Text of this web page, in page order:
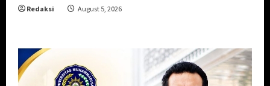
Redaksi August 5, 2026